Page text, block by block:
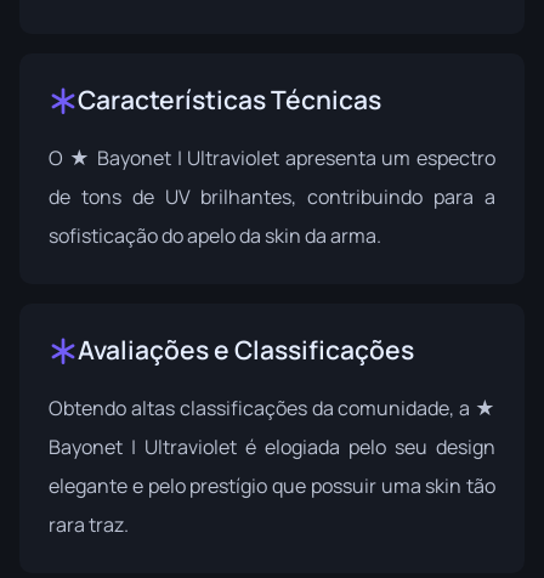
Características Técnicas
O ★ Bayonet | Ultraviolet apresenta um espectro
de tons de UV brilhantes, contribuindo para a
sofisticação do apelo da skin da arma.
Avaliações e Classificações
Obtendo altas classificações da comunidade, a ★
Bayonet | Ultraviolet é elogiada pelo seu design
elegante e pelo prestígio que possuir uma skin tão
rara traz.